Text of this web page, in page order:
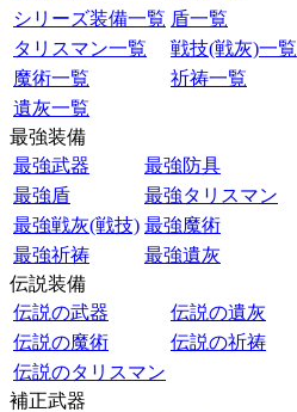
シリーズ装備一覧 盾一覧
タリスマン一覧
戦技(戦灰)一覧
魔術一覧
祈祷一覧
遺灰一覧
最強装備
最強武器
最強防具
最強盾
最強タリスマン
最強戦灰(戦技) 最強魔術
最強祈祷
最強遺灰
伝説装備
伝説の武器
伝説の遺灰
伝説の魔術
伝説の祈祷
伝説のタリスマン
補正武器